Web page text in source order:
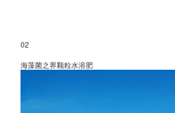
02
海藻菌之界颗粒水溶肥